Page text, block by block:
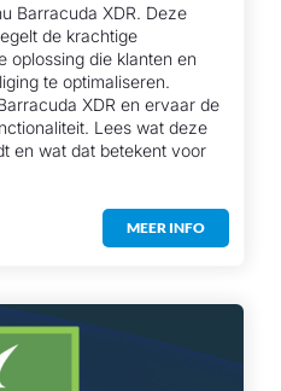
Barracuda XDR. Deze
de krachtige
die klanten en
te optimaliseren.
XDR en ervaar de
Lees wat deze
en wat dat betekent voor
MEER INFO